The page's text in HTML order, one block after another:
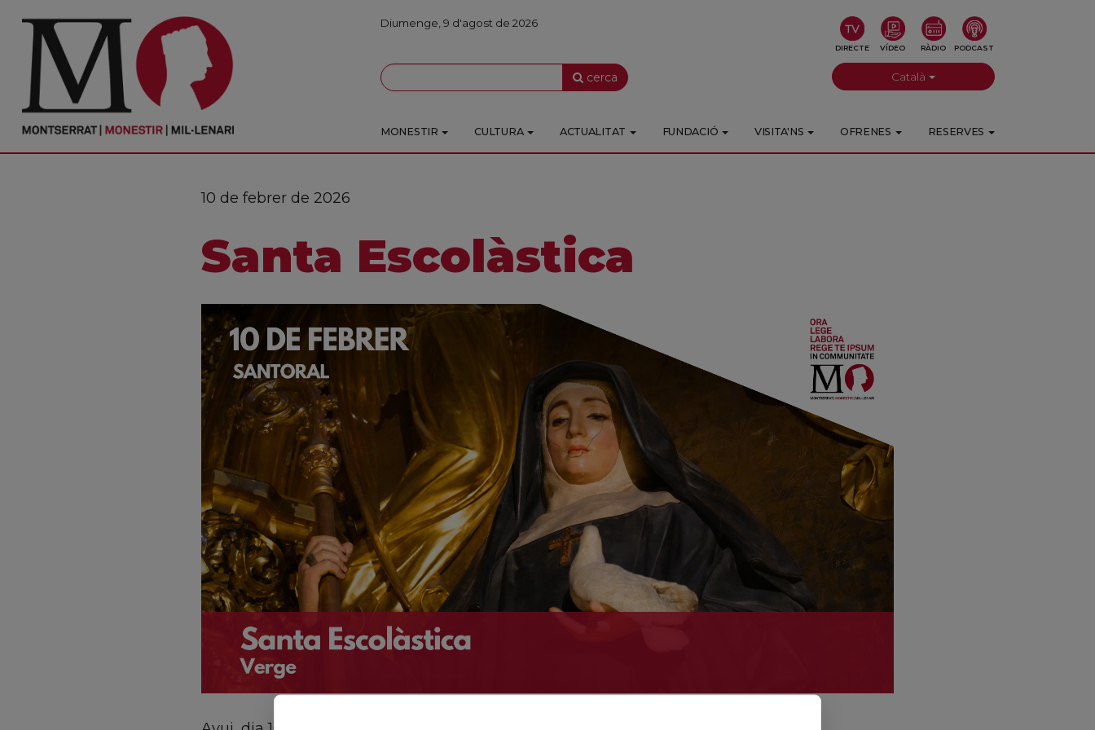
PORTADA
Monestir
Diumenge, 9 d'agost de 2026
cerca
DIRECTE VÍDEO RÀDIO PODCAST
Català
MONESTIR CULTURA ACTUALITAT FUNDACIÓ VISITA'NS OFRENES RESERVES
10 de febrer de 2026
Santa Escolàstica